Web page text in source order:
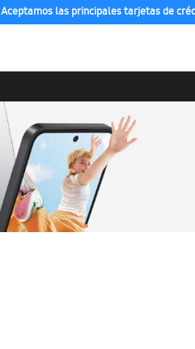
Aceptamos las principales tarjetas de